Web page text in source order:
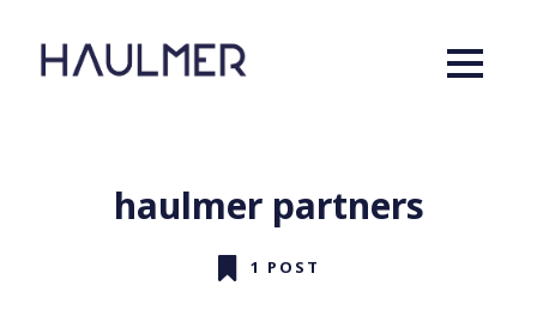
haulmer partners
1 POST